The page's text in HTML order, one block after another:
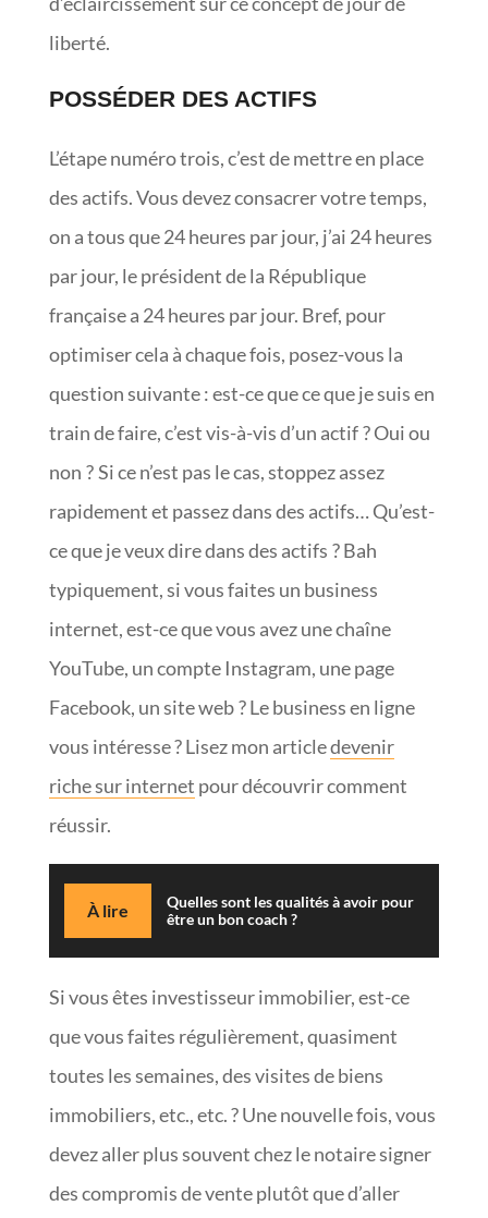
liberté.
POSSÉDER DES ACTIFS
L’étape numéro trois, c’est de mettre en place
des actifs. Vous devez consacrer votre temps,
on a tous que 24 heures par jour, j’ai 24 heures
par jour, le président de la République
française a 24 heures par jour. Bref, pour
optimiser cela à chaque fois, posez-vous la
question suivante : est-ce que ce que je suis en
train de faire, c’est vis-à-vis d’un actif ? Oui ou
non ? Si ce n’est pas le cas, stoppez assez
rapidement et passez dans des actifs… Qu’est-
ce que je veux dire dans des actifs ? Bah
typiquement, si vous faites un business
internet, est-ce que vous avez une chaîne
YouTube, un compte Instagram, une page
Facebook, un site web ? Le business en ligne
vous intéresse ? Lisez mon articledevenir
riche sur internet pour découvrir comment
réussir.
À lire
Quelles sont les qualités à avoir pour
être un bon coach ?
Si vous êtes investisseur immobilier, est-ce
que vous faites régulièrement, quasiment
toutes les semaines, des visites de biens
immobiliers, etc., etc. ? Une nouvelle fois, vous
devez aller plus souvent chez le notaire signer
des compromis de vente plutôt que d’aller